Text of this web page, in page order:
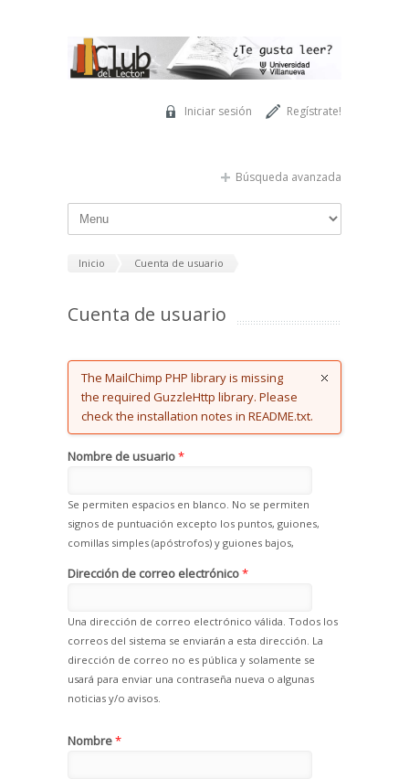
Regístrate!
Iniciar sesión
Búsqueda avanzada
Inicio Cuenta de usuario
Cuenta de usuario
Error message
The MailChimp PHP library is missing
the required GuzzleHttp library. Please
check the installation notes in README.txt.
Nombre de usuario*
Se permiten espacios en blanco. No se permiten
signos de puntuación excepto los puntos, guiones,
comillas simples (apóstrofos) y guiones bajos,
Dirección de correo electrónico*
Una dirección de correo electrónico válida. Todos los
correos del sistema se enviarán a esta dirección. La
dirección de correo no es pública y solamente se
usará para enviar una contraseña nueva o algunas
noticias y/o avisos.
Nombre*